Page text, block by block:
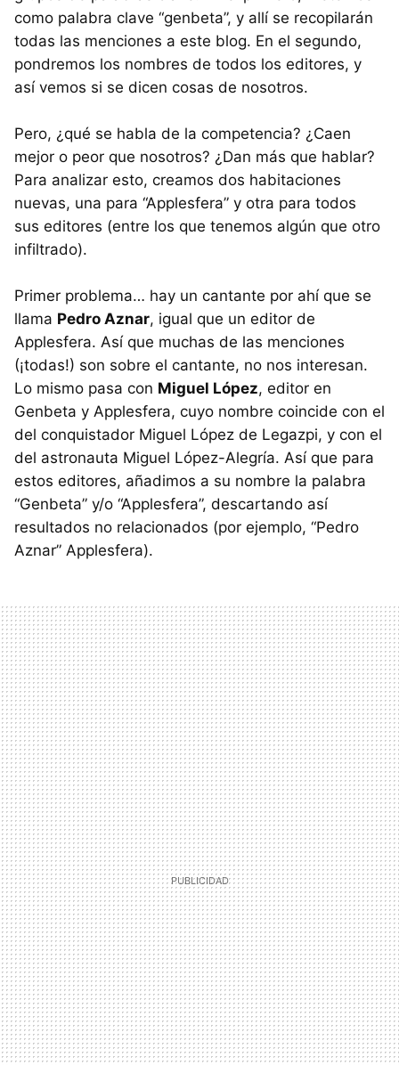
como palabra clave “genbeta”, y allí se recopilarán
todas las menciones a este blog. En el segundo,
pondremos los nombres de todos los editores, y
así vemos si se dicen cosas de nosotros.
Pero, ¿qué se habla de la competencia? ¿Caen
mejor o peor que nosotros? ¿Dan más que hablar?
Para analizar esto, creamos dos habitaciones
nuevas, una para “Applesfera” y otra para todos
sus editores (entre los que tenemos algún que otro
infiltrado).
Primer problema… hay un cantante por ahí que se
llama Pedro Aznar, igual que un editor de
Applesfera. Así que muchas de las menciones
(¡todas!) son sobre el cantante, no nos interesan.
Lo mismo pasa con Miguel López, editor en
Genbeta y Applesfera, cuyo nombre coincide con el
del conquistador Miguel López de Legazpi, y con el
del astronauta Miguel López-Alegría. Así que para
estos editores, añadimos a su nombre la palabra
“Genbeta” y/o “Applesfera”, descartando así
resultados no relacionados (por ejemplo, “Pedro
Aznar” Applesfera).